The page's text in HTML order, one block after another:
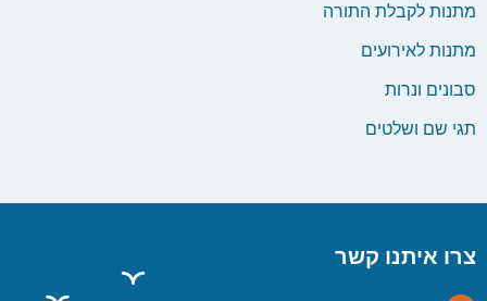
מתנות לקבלת התורה
מתנות לאירועים
סבונים ונרות
תגי שם ושלטים
צרו איתנו קשר